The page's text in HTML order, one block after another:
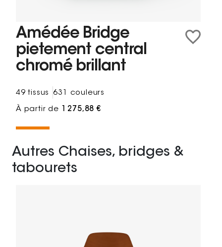
Amédée Bridge
pietement central
chromé brillant
49 tissus 631 couleurs
À partir de 1 275,88 €
Autres Chaises, bridges &
tabourets